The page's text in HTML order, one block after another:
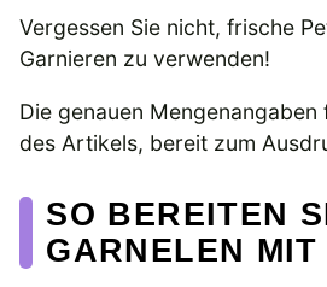
Vergessen Sie nicht, frische
Garnieren zu verwenden!
Die genauen Mengenangaben
des Artikels, bereit zum
SO BEREITEN
GARNELEN MIT